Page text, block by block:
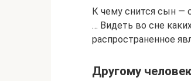
К чему снится сын —
… Видеть во сне
распространенное
Другому